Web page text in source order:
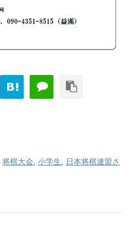
将棋大会, 小学生, 日本将棋連盟さ